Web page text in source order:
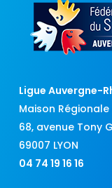
Ligue Auvergne-
Maison
68, avenue Tony
69007 LYON
04 74 19 16 16